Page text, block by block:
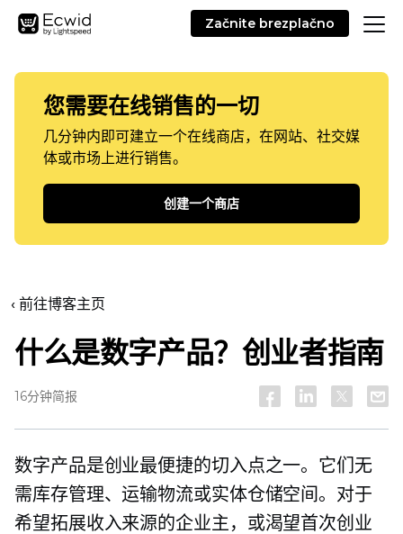
Začnite brezplačno
您需要在线销售的一切
几分钟内即可建立一个在线商店，在网站、社交媒
体或市场上进行销售。
创建一个商店
‹ 前往博客主页
什么是数字产品？创业者指南
16分钟简报
数字产品是创业最便捷的切入点之一。它们无
需库存管理、运输物流或实体仓储空间。对于
希望拓展收入来源的企业主，或渴望首次创业